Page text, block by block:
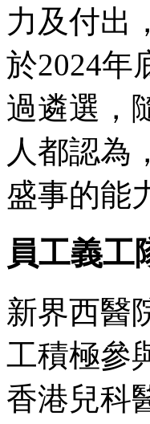
力及付出
於2024年
過遴選，
人都認為
盛事的能
員工義工
新界西醫
工積極參
香港兒科